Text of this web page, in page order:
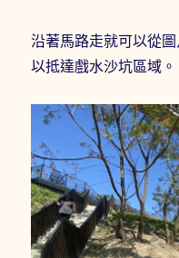
沿著馬路走就可以從
以抵達戲水沙坑區域。